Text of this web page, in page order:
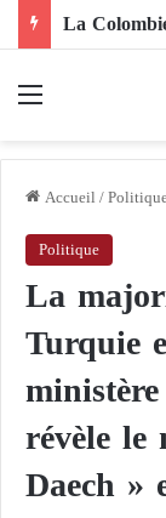
Accueil/
Politique
La
Turquie
révèle
Daech